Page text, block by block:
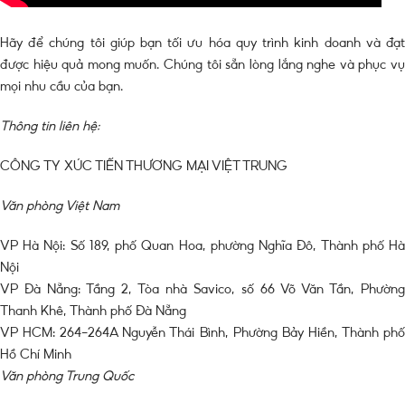
Hãy để chúng tôi giúp bạn tối ưu hóa quy trình kinh doanh và đạt
được hiệu quả mong muốn. Chúng tôi sẵn lòng lắng nghe và phục vụ
mọi nhu cầu của bạn.
Thông tin liên hệ:
CÔNG TY XÚC TIẾN THƯƠNG MẠI VIỆT TRUNG
Văn phòng Việt Nam
VP Hà Nội: Số 189, phố Quan Hoa, phường Nghĩa Đô, Thành phố Hà
Nội
VP Đà Nẵng: Tầng 2, Tòa nhà Savico, số 66 Võ Văn Tần, Phường
Thanh Khê, Thành phố Đà Nẵng
VP HCM: 264-264A Nguyễn Thái Bình, Phường Bảy Hiền, Thành phố
Hồ Chí Minh
Văn phòng Trung Quốc